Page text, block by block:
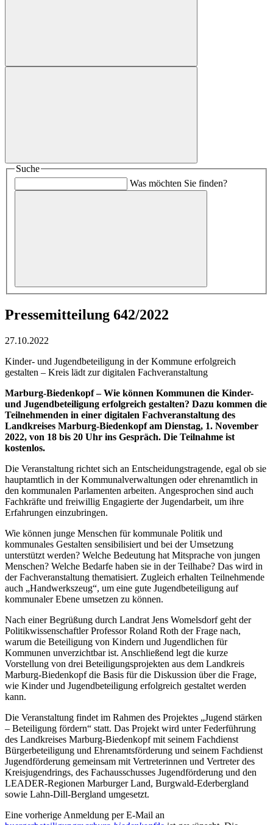
Suche
Was möchten Sie finden?
Pressemitteilung 642/2022
27.10.2022
Kinder- und Jugendbeteiligung in der Kommune erfolgreich
gestalten – Kreis lädt zur digitalen Fachveranstaltung
Marburg-Biedenkopf – Wie können Kommunen die Kinder-
und Jugendbeteiligung erfolgreich gestalten? Dazu kommen die
Teilnehmenden in einer digitalen Fachveranstaltung des
Landkreises Marburg-Biedenkopf am Dienstag, 1. November
2022, von 18 bis 20 Uhr ins Gespräch. Die Teilnahme ist
kostenlos.
Die Veranstaltung richtet sich an Entscheidungstragende, egal ob sie
hauptamtlich in der Kommunalverwaltungen oder ehrenamtlich in
den kommunalen Parlamenten arbeiten. Angesprochen sind auch
Fachkräfte und freiwillig Engagierte der Jugendarbeit, um ihre
Erfahrungen einzubringen.
Wie können junge Menschen für kommunale Politik und
kommunales Gestalten sensibilisiert und bei der Umsetzung
unterstützt werden? Welche Bedeutung hat Mitsprache von jungen
Menschen? Welche Bedarfe haben sie in der Teilhabe? Das wird in
der Fachveranstaltung thematisiert. Zugleich erhalten Teilnehmende
auch „Handwerkszeug“, um eine gute Jugendbeteiligung auf
kommunaler Ebene umsetzen zu können.
Nach einer Begrüßung durch Landrat Jens Womelsdorf geht der
Politikwissenschaftler Professor Roland Roth der Frage nach,
warum die Beteiligung von Kindern und Jugendlichen für
Kommunen unverzichtbar ist. Anschließend legt die kurze
Vorstellung von drei Beteiligungsprojekten aus dem Landkreis
Marburg-Biedenkopf die Basis für die Diskussion über die Frage,
wie Kinder und Jugendbeteiligung erfolgreich gestaltet werden
kann.
Die Veranstaltung findet im Rahmen des Projektes „Jugend stärken
– Beteiligung fördern“ statt. Das Projekt wird unter Federführung
des Landkreises Marburg-Biedenkopf mit seinem Fachdienst
Bürgerbeteiligung und Ehrenamtsförderung und seinem Fachdienst
Jugendförderung gemeinsam mit Vertreterinnen und Vertreter des
Kreisjugendrings, des Fachausschusses Jugendförderung und den
LEADER-Regionen Marburger Land, Burgwald-Ederbergland
sowie Lahn-Dill-Bergland umgesetzt.
Eine vorherige Anmeldung per E-Mail an